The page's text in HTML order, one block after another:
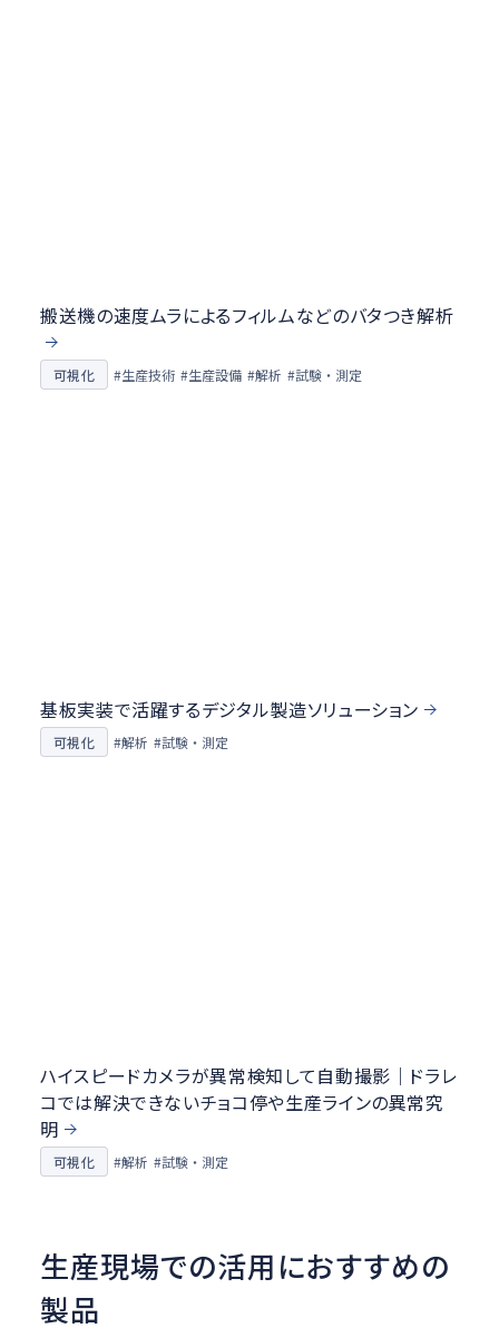
搬送機の速度ムラによるフィルムなどのバタつき解析
可視化 #生産技術 #生産設備 #解析 #試験・測定
基板実装で活躍するデジタル製造ソリューション
可視化 #解析 #試験・測定
ハイスピードカメラが異常検知して自動撮影｜ドラレ
コでは解決できないチョコ停や生産ラインの異常究
明
可視化 #解析 #試験・測定
生産現場での活用におすすめの
製品